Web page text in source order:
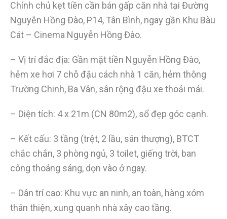
Chính chủ kẹt tiền cần bán gấp căn nhà tại Đường
Nguyễn Hồng Đào, P14, Tân Bình, ngay gần Khu Bàu
Cát – Cinema Nguyễn Hồng Đào.
– Vị trí đắc địa: Gần mặt tiền Nguyễn Hồng Đào,
hẻm xe hơi 7 chỗ đậu cách nhà 1 căn, hẻm thông
Trường Chinh, Ba Vân, sân rộng đậu xe thoải mái.
– Diện tích: 4 x 21m (CN 80m2), sổ đẹp góc cạnh.
– Kết cấu: 3 tầng (trệt, 2 lầu, sân thượng), BTCT
chắc chắn, 3 phòng ngủ, 3 toilet, giếng trời, ban
công thoáng sáng, dọn vào ở ngay.
– Dân trí cao: Khu vực an ninh, an toàn, hàng xóm
thân thiện, xung quanh nhà xây cao tầng.